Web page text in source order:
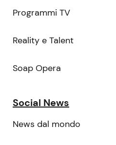
Programmi TV
Reality e Talent
Soap Opera
Social News
News dal mondo